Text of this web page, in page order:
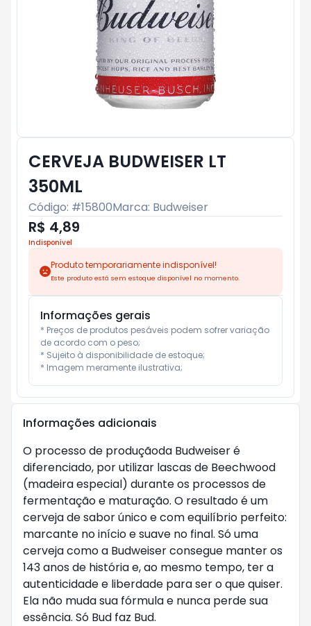
CERVEJA BUDWEISER LT
350ML
Código: #15800Marca: Budweiser
R$ 4,89
Indisponível
Produto temporariamente indisponível!
Este produto está sem estoque disponível no momento.
Informações gerais
* Preços de produtos pesáveis podem sofrer variação
de acordo com o peso;
* Sujeito à disponibilidade de estoque;
* Imagem meramente ilustrativa;
Informações adicionais
O processo de produçãoda Budweiser é
diferenciado, por utilizar lascas de Beechwood
(madeira especial) durante os processos de
fermentação e maturação. O resultado é um
cerveja de sabor único e com equilíbrio perfeito:
marcante no início e suave no final. Só uma
cerveja como a Budweiser consegue manter os
143 anos de história e, ao mesmo tempo, ter a
autenticidade e liberdade para ser o que quiser.
Ela não muda sua fórmula e nunca perde sua
essência. Só Bud faz Bud.